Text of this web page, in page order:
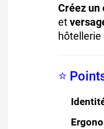
Créez un
et
⭐